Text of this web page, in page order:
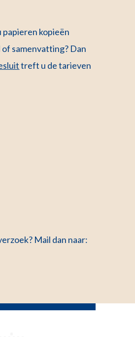
kopieën
samenvatting? Dan
treft u de tarieven
Mail dan naar: